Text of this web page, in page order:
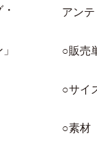
アン
○販売
○サイ
○素材